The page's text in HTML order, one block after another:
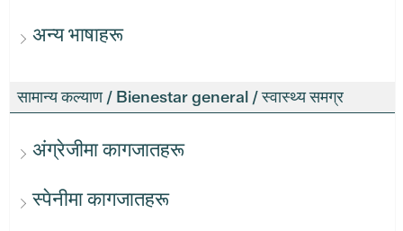
अन्य भाषाहरू
सामान्य कल्याण / Bienestar general / स्वास्थ्य समग्र
अंग्रेजीमा कागजातहरू
स्पेनीमा कागजातहरू